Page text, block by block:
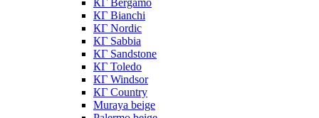
КГ Bergamo
КГ Bianchi
КГ Nordic
КГ Sabbia
КГ Sandstone
КГ Toledo
КГ Windsor
КГ Сountry
Muraya beige